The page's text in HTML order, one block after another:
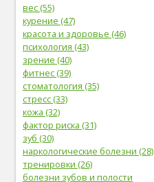
вес (55)
курение (47)
красота и здоровье (46)
психология (43)
зрение (40)
фитнес (39)
стоматология (35)
стресс (33)
кожа (32)
фактор риска (31)
зуб (30)
наркологические болезни (28)
тренировки (26)
болезни зубов и полости